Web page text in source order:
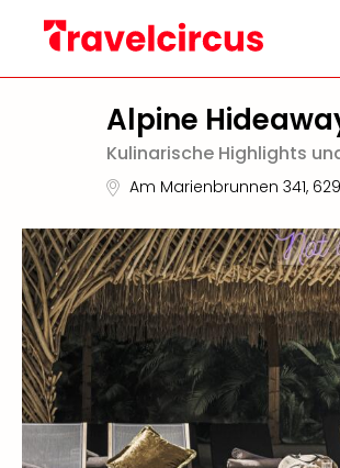
Alpine Hideaway
Kulinarische Highlights
Am Marienbrunnen 341,